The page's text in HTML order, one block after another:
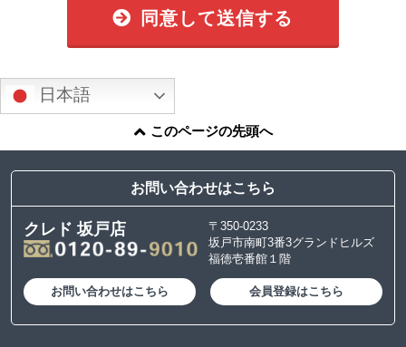
同意して送信する
日本語
このページの先頭へ
お問い合わせはこちら
クレド 坂戸店
〒350-0233
坂戸市南町3番3グランドヒルズ
福徳壱番館１階
お問い合わせはこちら 会員登録はこちら